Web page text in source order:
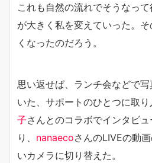
これも自然の流れでそうなっ
が大きく私を変えていった。
くなったのだろう。
思い返せば、ランチ会などで
いた、サポートのひとつに取
子さんとのコラボでインタビ
り、 nanaecoさんのLIVEの動
いカメラに切り替えた。